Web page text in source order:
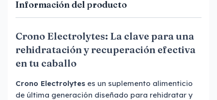
Información del producto
Crono Electrolytes: La clave para una
rehidratación y recuperación efectiva
en tu caballo
Crono Electrolytes es un suplemento alimenticio
de última generación diseñado para rehidratar y